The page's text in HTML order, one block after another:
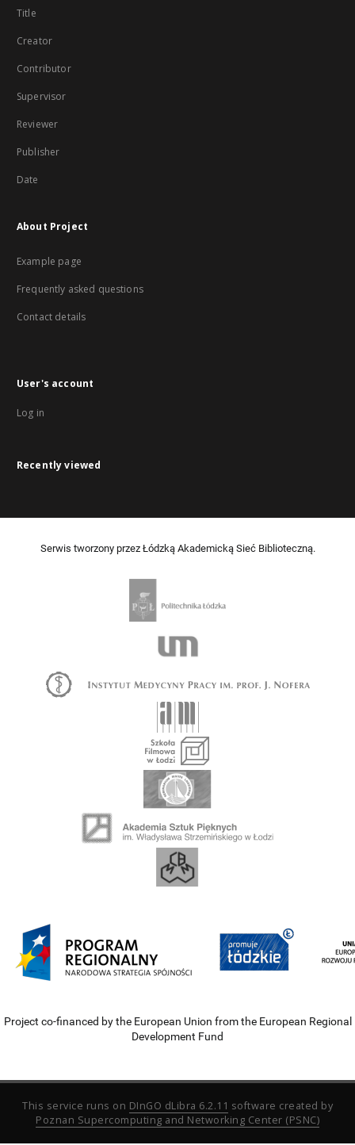
Title
Creator
Contributor
Supervisor
Reviewer
Publisher
Date
About Project
Example page
Frequently asked questions
Contact details
User's account
Log in
Recently viewed
Serwis tworzony przez Łódzką Akademicką Sieć Biblioteczną.
Project co-financed by the European Union from the European Regional
Development Fund
This service runs on DInGO dLibra 6.2.11 software created by
Poznan Supercomputing and Networking Center (PSNC)